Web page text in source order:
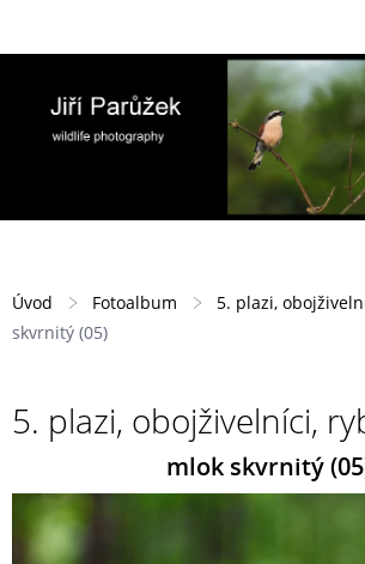
Úvod Fotoalbum 5. plazi,
skvrnitý (05)
5. plazi, obojživelníci,
mlok skvrnitý